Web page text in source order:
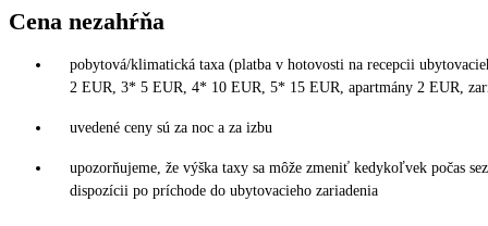
Cena nezahŕňa
pobytová/klimatická taxa (platba v hotovosti na recepcii
2 EUR, 3* 5 EUR, 4* 10 EUR, 5* 15 EUR, apartmány 2 EUR,
uvedené ceny sú za noc a za izbu
upozorňujeme, že výška taxy sa môže zmeniť kedykoľvek počas
dispozícii po príchode do ubytovacieho zariadenia